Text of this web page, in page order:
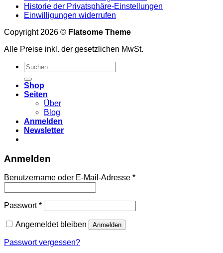
Historie der Privatsphäre-Einstellungen
Einwilligungen widerrufen
Copyright 2026 © Flatsome Theme
Alle Preise inkl. der gesetzlichen MwSt.
Suchen
nach:
Shop
Seiten
Über
Blog
Anmelden
Newsletter
Anmelden
Benutzername oder E-Mail-Adresse *Erforderlich
Passwort*Erforderlich
Angemeldet bleiben Anmelden
Passwort vergessen?